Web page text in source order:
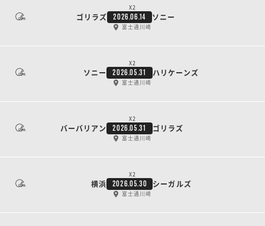
X2
ゴリラズ 2026.06.14 ソニー
富士通川崎
X2
ソニー 2026.05.31 ハリケーンズ
富士通川崎
X2
バーバリアン 2026.05.31 ゴリラズ
富士通川崎
X2
横浜 2026.05.30 シーガルズ
富士通川崎